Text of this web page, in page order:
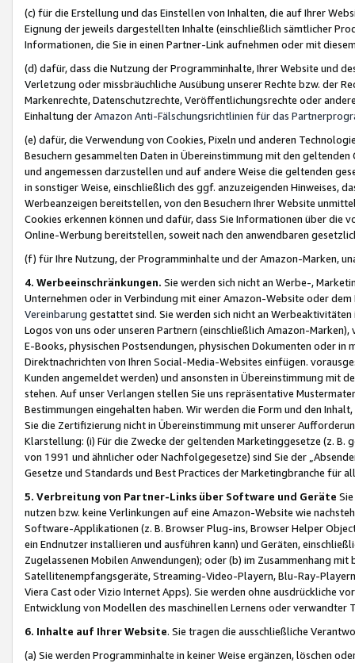
(c) für die Erstellung und das Einstellen von Inhalten, die auf Ihrer
Eignung der jeweils dargestellten Inhalte (einschließlich sämtlicher
Informationen, die Sie in einen Partner-Link aufnehmen oder mit
(d) dafür, dass die Nutzung der Programminhalte, Ihrer Website und
Verletzung oder missbräuchliche Ausübung unserer Rechte bzw. der
Markenrechte, Datenschutzrechte, Veröffentlichungsrechte oder
Einhaltung derAmazon Anti-Fälschungsrichtlinien für das
(e) dafür, die Verwendung von Cookies, Pixeln und anderen
Besuchern gesammelten Daten in Übereinstimmung mit den
und angemessen darzustellen und auf andere Weise die geltenden
in sonstiger Weise, einschließlich des ggf. anzuzeigenden Hinweises,
Werbeanzeigen bereitstellen, von den Besuchern Ihrer Website
Cookies erkennen können und dafür, dass Sie Informationen über die
Online-Werbung bereitstellen, soweit nach den anwendbaren
(f) für Ihre Nutzung, der Programminhalte und der Amazon-Marken,
4. Werbeeinschränkungen. Sie werden sich nicht an Werbe-,
Unternehmen oder in Verbindung mit einer Amazon-Website oder
Vereinbarung gestattet sind. Sie werden sich nicht an
Logos von uns oder unseren Partnern (einschließlich Amazon-
E-Books, physischen Postsendungen, physischen Dokumenten oder in
Direktnachrichten von Ihren Social-Media-Websites einfügen.
Kunden angemeldet werden) und ansonsten in Übereinstimmung mit
stehen. Auf unser Verlangen stellen Sie uns repräsentative
Bestimmungen eingehalten haben. Wir werden die Form und den
Sie die Zertifizierung nicht in Übereinstimmung mit unserer
Klarstellung: (i) Für die Zwecke der geltenden Marketinggesetze (z. B.
von 1991 und ähnlicher oder Nachfolgegesetze) sind Sie der
Gesetze und Standards und Best Practices der Marketingbranche für
5. Verbreitung von Partner-Links über Software und Geräte
nutzen bzw. keine Verlinkungen auf eine Amazon-Website wie
Software-Applikationen (z. B. Browser Plug-ins, Browser Helper
ein Endnutzer installieren und ausführen kann) und Geräten,
Zugelassenen Mobilen Anwendungen); oder (b) im Zusammenhang
Satellitenempfangsgeräte, Streaming-Video-Playern, Blu-Ray-
Viera Cast oder Vizio Internet Apps). Sie werden ohne ausdrückliche
Entwicklung von Modellen des maschinellen Lernens oder
6. Inhalte auf Ihrer Website. Sie tragen die ausschließliche
(a) Sie werden Programminhalte in keiner Weise ergänzen, löschen